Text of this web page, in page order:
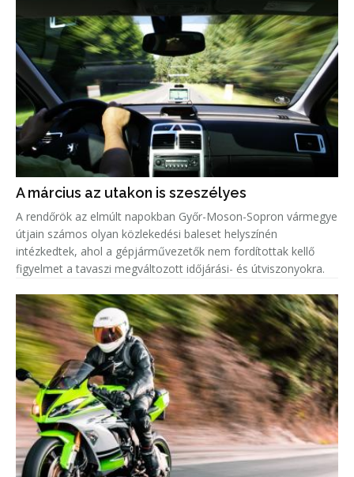
A március az utakon is szeszélyes
A rendőrök az elmúlt napokban Győr-Moson-Sopron vármegye
útjain számos olyan közlekedési baleset helyszínén
intézkedtek, ahol a gépjárművezetők nem fordítottak kellő
figyelmet a tavaszi megváltozott időjárási- és útviszonyokra.